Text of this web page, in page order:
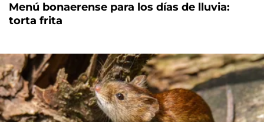
Menú bonaerense para los días de lluvia:
torta frita